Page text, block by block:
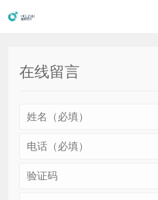
在线留言